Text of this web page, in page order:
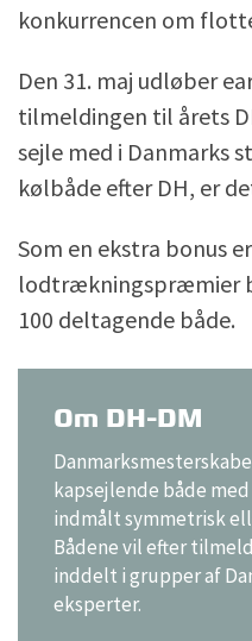
konkurrencen om
Den 31. maj udløber
tilmeldingen til årets
sejle med i Danmarks
kølbåde efter DH, er
Som en ekstra bonus
lodtrækningspræmier
100 deltagende både.
Om DH-DM
kapsejlende både
indmålt symmetrisk
Bådene vil efter
inddelt i grupper af
eksperter.